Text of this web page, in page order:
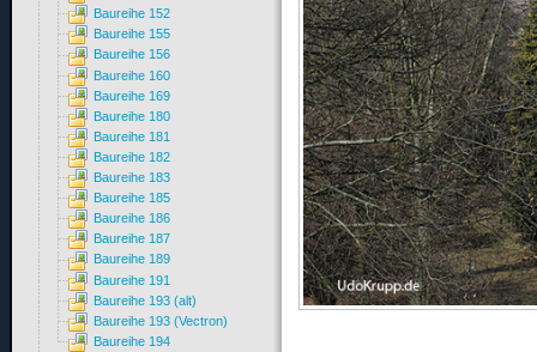
Baureihe 152
Baureihe 155
Baureihe 156
Baureihe 160
Baureihe 169
Baureihe 180
Baureihe 181
Baureihe 182
Baureihe 183
Baureihe 185
Baureihe 186
Baureihe 187
Baureihe 189
Baureihe 191
Baureihe 193 (alt)
Baureihe 193 (Vectron)
Baureihe 194